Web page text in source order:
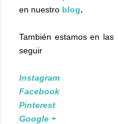
en nuestro blog.
También estamos en
seguir
Instagram
Facebook
Pinterest
Google +